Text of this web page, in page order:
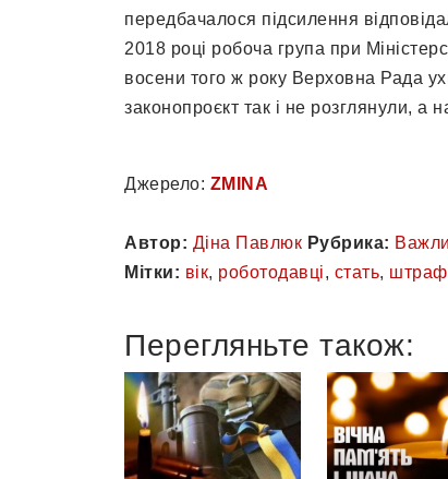
передбачалося підсилення
2018 році робоча група при
восени того ж року Верховна Рада
законопроєкт так і не розглянули, а
Джерело: ZMINA
Автор: Діна Павлюк Рубрика:
Мітки: вік, роботодавці, стать, штраф
Перегляньте також: